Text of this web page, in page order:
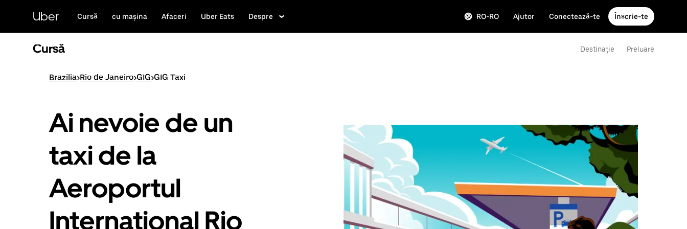
conținutul
principal
Uber Cursă cu mașina Afaceri Uber Eats Despre RO-RO Ajutor Conectează-te Înscrie-te
Cursă Destinație Preluare
Brazilia>Rio de Janeiro>GIG>GIG Taxi
Ai nevoie de un
taxi de la
Aeroportul
Internațional Rio